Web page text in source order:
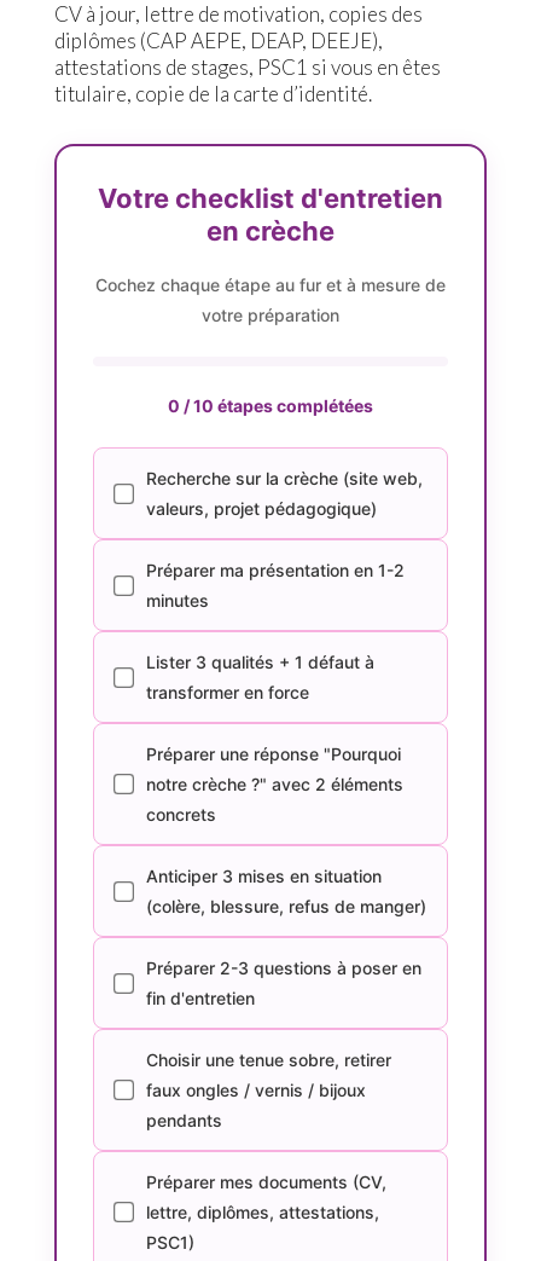
CV à jour, lettre de motivation, copies des
diplômes (CAP AEPE, DEAP, DEEJE),
attestations de stages, PSC1 si vous en êtes
titulaire, copie de la carte d’identité.
Votre checklist d'entretien
en crèche
Cochez chaque étape au fur et à mesure de
votre préparation
0 / 10 étapes complétées
Recherche sur la crèche (site web,
valeurs, projet pédagogique)
Préparer ma présentation en 1-2
minutes
Lister 3 qualités + 1 défaut à
transformer en force
Préparer une réponse "Pourquoi
notre crèche ?" avec 2 éléments
concrets
Anticiper 3 mises en situation
(colère, blessure, refus de manger)
Préparer 2-3 questions à poser en
fin d'entretien
Choisir une tenue sobre, retirer
faux ongles / vernis / bijoux
pendants
Préparer mes documents (CV,
lettre, diplômes, attestations,
PSC1)